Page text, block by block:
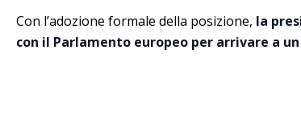
Con l’adozione formale della posizione, la
con il Parlamento europeo per arrivare a